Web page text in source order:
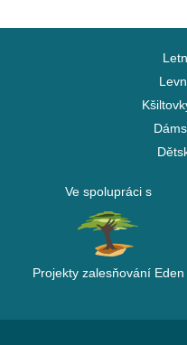
Ve spolupráci s
Projekty zalesňování Eden